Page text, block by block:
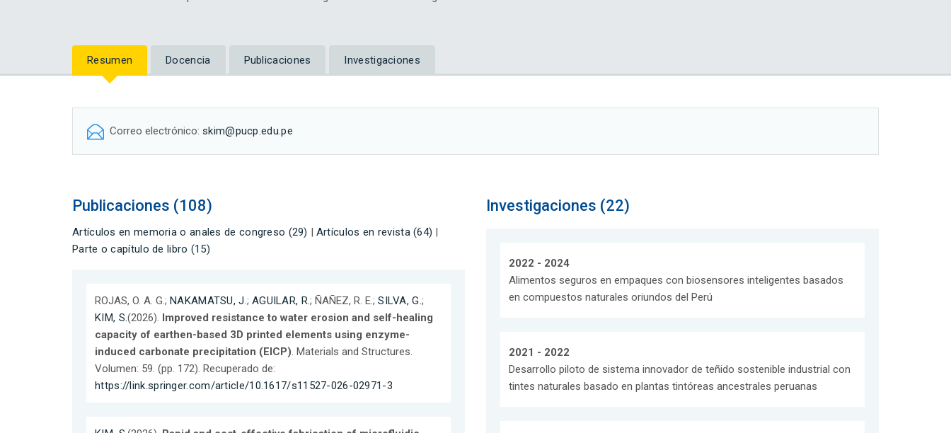
Resumen Docencia Publicaciones Investigaciones
Correo electrónico: skim@pucp.edu.pe
Publicaciones (108)
Artículos en memoria o anales de congreso (29) | Artículos en revista (64) |
Parte o capítulo de libro (15)
ROJAS, O. A. G.; NAKAMATSU, J. ; AGUILAR, R.; ÑAÑEZ, R. E.;SILVA, G. ;
KIM, S.(2026). Improved resistance to water erosion and self-healing
capacity of earthen-based 3D printed elements using enzyme-
induced carbonate precipitation (EICP) . Materials and Structures.
Volumen: 59. (pp. 172). Recuperado de:
https://link.springer.com/article/10.1617/s11527-026-02971-3
Investigaciones (22)
2022 - 2024
Alimentos seguros en empaques con biosensores inteligentes basados
en compuestos naturales oriundos del Perú
2021 - 2022
Desarrollo piloto de sistema innovador de teñido sostenible industrial con
tintes naturales basado en plantas tintóreas ancestrales peruanas